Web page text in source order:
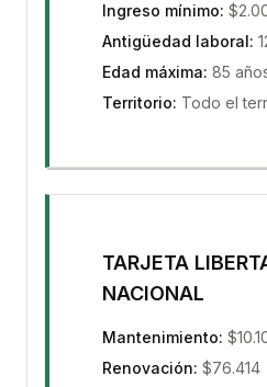
Ingreso mínimo:
Antigüedad laboral:
Edad máxima: 85
Territorio: Todo el
TARJETA
NACIONAL
Mantenimiento:
Renovación: $76.414